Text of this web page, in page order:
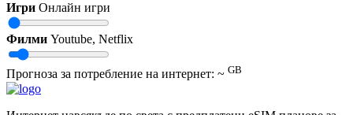
Игри Онлайн игри
Филми Youtube, Netflix
Прогноза за потребление на интернет: ~ GB